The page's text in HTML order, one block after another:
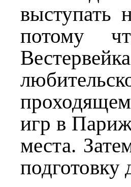
выступать
потому
игр в
места.
подготовку